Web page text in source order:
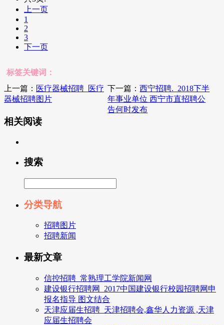
上一页
1
2
3
下一页
标签关键词：
上一篇： 医疗器械招聘_医疗
器械招聘图片
下一篇：西宁招聘._2018下半
年事业单位 西宁市直招聘公
告何时发布
相关阅读
搜索
分类导航
招聘图片
招聘新闻
最新文章
信控招聘_常熟理工学院新闻网
建设银行招聘网_2017中国建设银行校园招聘网申
报名指导 图文结合
天津应届生招聘_天津招聘会,鑫华人力资源 ,天津
应届生招聘会